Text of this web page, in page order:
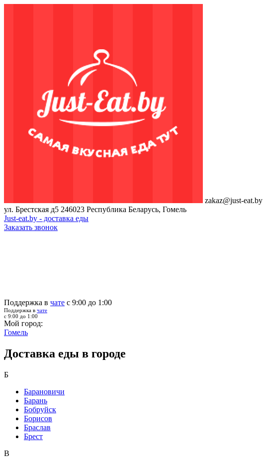
zakaz@just-eat.by
ул. Брестская д5 246023 Республика Беларусь, Гомель
Just-eat.by - доставка еды
Заказать звонок
Поддержка в чате с 9:00 до 1:00
Поддержка в чате
с 9:00 до 1:00
Мой город:
Гомель
Доставка еды в городе
Б
Барановичи
Барань
Бобруйск
Борисов
Браслав
Брест
В